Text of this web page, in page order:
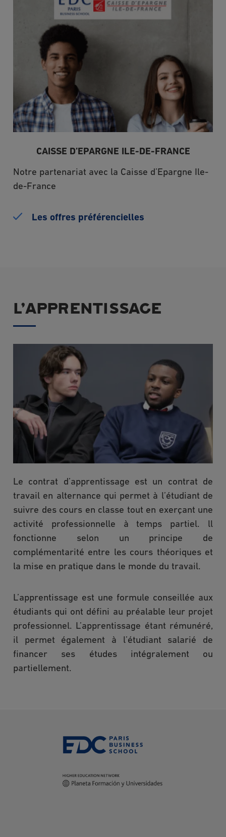
Image
CAISSE D’EPARGNE ILE-DE-FRANCE
Notre partenariat avec la Caisse d’Epargne Ile-
de-France
Les offres préférencielles
L’APPRENTISSAGE
Le contrat d’apprentissage est un contrat de
travail en alternance qui permet à l’étudiant de
suivre des cours en classe tout en exerçant une
activité professionnelle à temps partiel. ll
fonctionne selon un principe de
complémentarité entre les cours théoriques et
la mise en pratique dans le monde du travail.
L’apprentissage est une formule conseillée aux
étudiants qui ont défini au préalable leur projet
professionnel. L’apprentissage étant rémunéré,
il permet également à l’étudiant salarié de
financer ses études intégralement ou
partiellement.